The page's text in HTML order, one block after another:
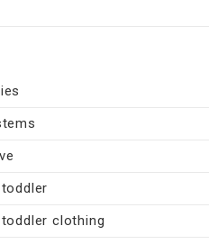
clothing